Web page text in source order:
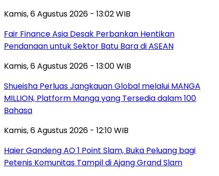
Kamis, 6 Agustus 2026 - 13:02 WIB
Fair Finance Asia Desak Perbankan Hentikan
Pendanaan untuk Sektor Batu Bara di ASEAN
Kamis, 6 Agustus 2026 - 13:00 WIB
Shueisha Perluas Jangkauan Global melalui MANGA
MILLION, Platform Manga yang Tersedia dalam 100
Bahasa
Kamis, 6 Agustus 2026 - 12:10 WIB
Haier Gandeng AO 1 Point Slam, Buka Peluang bagi
Petenis Komunitas Tampil di Ajang Grand Slam